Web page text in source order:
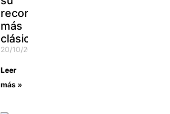
recorrido
más
clásico
20/10/2021
Leer
más »